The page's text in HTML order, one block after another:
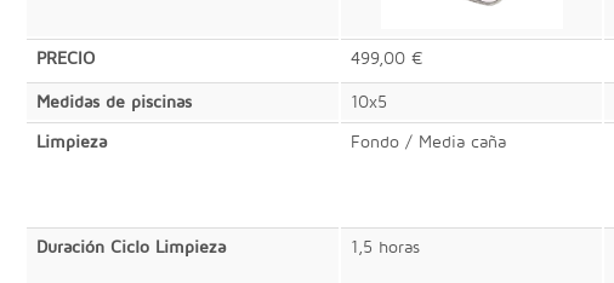
PRECIO 499,00 €
Medidas de piscinas 10x5
Limpieza
Fondo / Media caña
Duración Ciclo Limpieza
1,5 horas